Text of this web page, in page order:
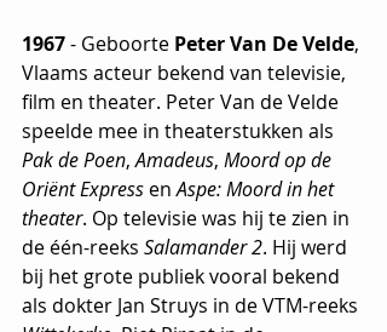
1967 - Geboorte Peter Van De Velde,
Vlaams acteur bekend van televisie,
film en theater. Peter Van de Velde
speelde mee in theaterstukken als
Pak de Poen, Amadeus, Moord op de
Oriënt Express en Aspe: Moord in het
theater. Op televisie was hij te zien in
de één-reeks Salamander 2. Hij werd
bij het grote publiek vooral bekend
als dokter Jan Struys in de VTM-reeks